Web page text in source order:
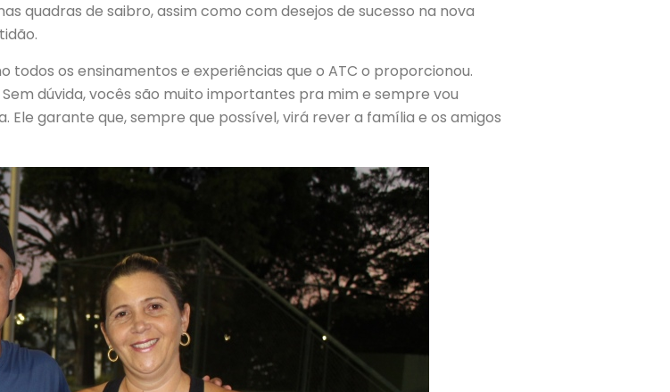
quadras de saibro, assim como com desejos de sucesso na nova
todos os ensinamentos e experiências que o ATC o proporcionou.
dúvida, vocês são muito importantes pra mim e sempre vou
garante que, sempre que possível, virá rever a família e os amigos